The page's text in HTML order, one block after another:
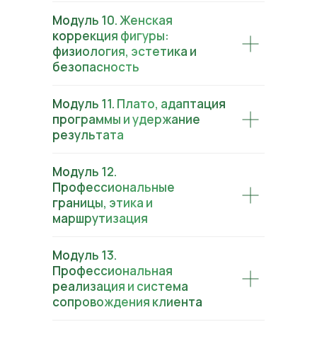
Модуль 10. Женская
коррекция фигуры:
физиология, эстетика и
безопасность
Модуль 11. Плато, адаптация
программы и удержание
результата
Модуль 12.
Профессиональные
границы, этика и
маршрутизация
Модуль 13.
Профессиональная
реализация и система
сопровождения клиента